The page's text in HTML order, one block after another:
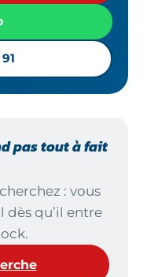
pas tout à fait
: vous
dès qu’il entre